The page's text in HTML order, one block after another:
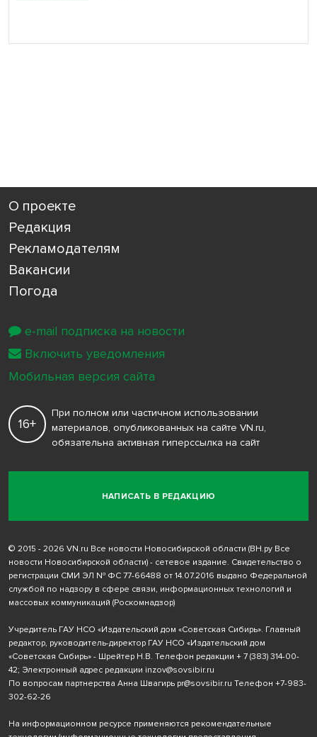
О проекте
Редакция
Рекламодателям
Вакансии
Погода
НАПИСАТЬ В РЕДАКЦИЮ
16+
При полном или частичном использовании
материалов, опубликованных на сайте VN.ru,
обязательна активная гиперссылка на сайт
© 2015 - 2026 VN.ru Все новости Новосибирской области (ВН.ру Все
новости Новосибирской области) - сетевое издание. Свидетельство о
регистрации СМИ ЭЛ № ФС 77-66488 от 14.07.2016 выдано Федеральной
службой по надзору в сфере связи, информационных технологий и
массовых коммуникаций (Роскомнадзор)
Учредитель ГАУ НСО «Издательский дом «Советская Сибирь». Главный
редактор, руководитель-директор ГАУ НСО «Издательский дом
«Советская Сибирь» - Шрейтер Н.В. Телефон редакции + 7 (383) 314-00-
42; Электронный адрес редакции inzov@sovsibir.ru
По вопросам партнерства Анна Швагирь pr@sovsibir.ru Телефон +7-983-
302-62-26
На информационном ресурсе применяются рекомендательные
e-mail подписка на новости
Включить уведомления
Мобильная версия сайта